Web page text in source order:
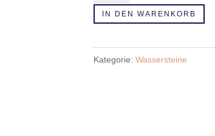
Sonnenschein"
Menge
IN DEN WARENKORB
Kategorie: Wassersteine